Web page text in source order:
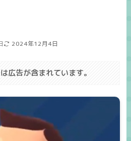
2024年12月4日
広告が含まれています。